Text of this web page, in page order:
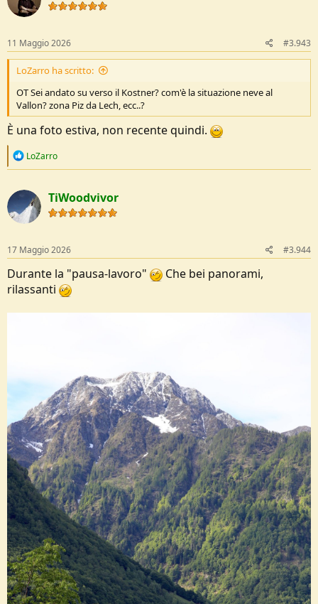
11 Maggio 2026 #3.943
LoZarro ha scritto:
OT Sei andato su verso il Kostner? com'è la situazione neve al
Vallon? zona Piz da Lech, ecc..?
È una foto estiva, non recente quindi.
R
c
t
i
o
s
:
LoZarro
TiWoodvivor
17 Maggio 2026 #3.944
Durante la "pausa-lavoro"
Che bei panorami,
rilassanti